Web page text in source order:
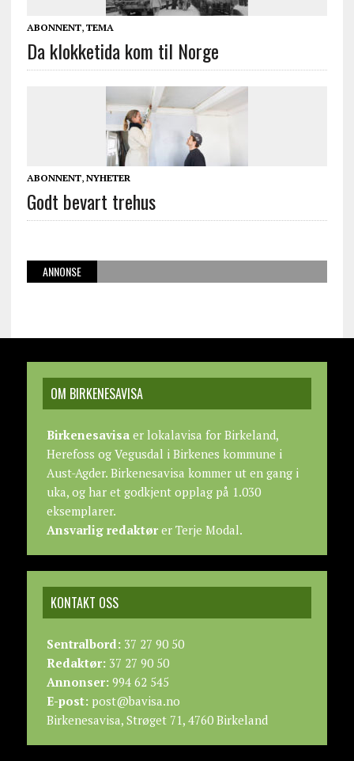
ABONNENT, TEMA
Da klokketida kom til Norge
ABONNENT, NYHETER
Godt bevart trehus
ANNONSE
OM BIRKENESAVISA
Birkenesavisaer lokalavisa for Birkeland,
Herefoss og Vegusdal i Birkenes kommune i
Aust-Agder. Birkenesavisa kommer ut en gang i
uka, og har et godkjent opplag på 1.030
eksemplarer.
Ansvarlig redaktører Terje Modal.
KONTAKT OSS
Sentralbord:37 27 90 50
Redaktør:37 27 90 50
Annonser:994 62 545
E-post:post@bavisa.no
Birkenesavisa, Strøget 71, 4760 Birkeland